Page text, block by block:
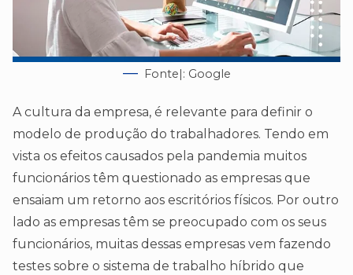
Fonte|: Google
A cultura da empresa, é relevante para definir o
modelo de produção do trabalhadores. Tendo em
vista os efeitos causados pela pandemia muitos
funcionários têm questionado as empresas que
ensaiam um retorno aos escritórios físicos. Por outro
lado as empresas têm se preocupado com os seus
funcionários, muitas dessas empresas vem fazendo
testes sobre o sistema de trabalho híbrido que